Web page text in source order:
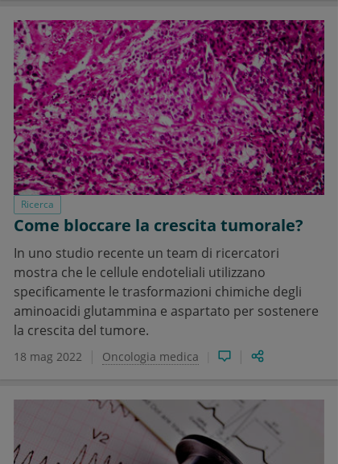
Ricerca
Come bloccare la crescita tumorale?
In uno studio recente un team di ricercatori
mostra che le cellule endoteliali utilizzano
specificamente le trasformazioni chimiche degli
aminoacidi glutammina e aspartato per sostenere
la crescita del tumore.
18 mag 2022 Oncologia medica